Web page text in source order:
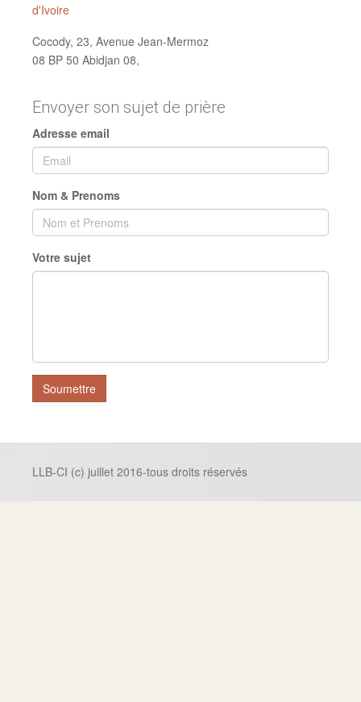
d'Ivoire
Cocody, 23, Avenue Jean-Mermoz
08 BP 50 Abidjan 08,
Envoyer son sujet de prière
Adresse email
Nom & Prenoms
Votre sujet
Soumettre
LLB-CI (c) juillet 2016-tous droits réservés